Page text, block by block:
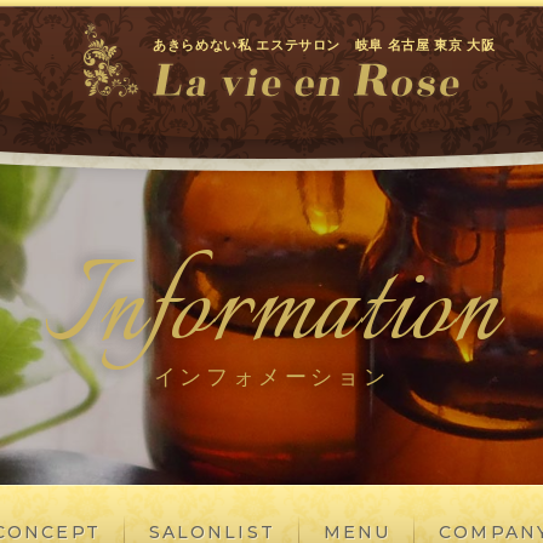
あきらめない私 エステサロン 岐阜 名古屋 東京 大阪
Information
インフォメーション
SALONLIST MENU